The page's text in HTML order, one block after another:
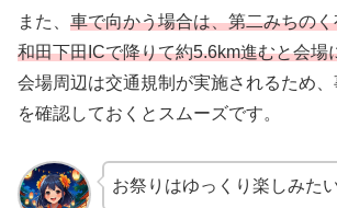
また、 車で向かう場合は、第二みちの
和田下田ICで降りて約5.6km進むと会場
会場周辺は交通規制が実施されるため
を確認しておくとスムーズです。
お祭りはゆっくり楽しみた